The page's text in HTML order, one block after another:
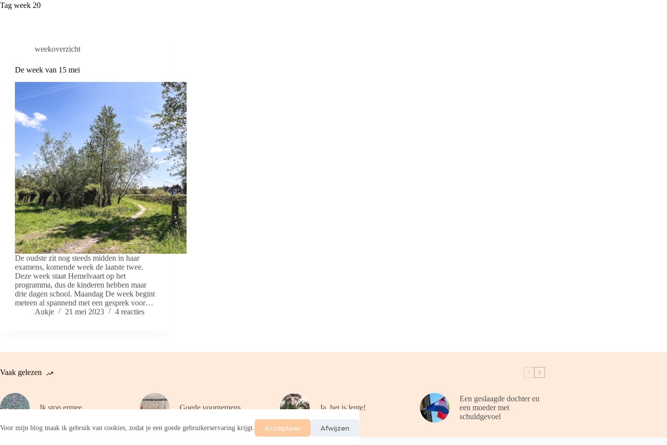
Voor mijn blog maak ik gebruik van cookies, zodat je een goede gebruikerservaring krijgt. Accepteer Afwijzen
Tag week 20
weekoverzicht
De week van 15 mei
De oudste zit nog steeds midden in haar
examens, komende week de laatste twee.
Deze week staat Hemelvaart op het
programma, dus de kinderen hebben maar
drie dagen school. Maandag De week begint
meteen al spannend met een gesprek voor…
Aukje
21 mei 2023 4 reacties
Vaak gelezen
Ik stop ermee Goede voornemens Ja, het is lente!
Een geslaagde dochter en
een moeder met
schuldgevoel